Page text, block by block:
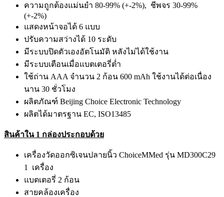
ความถูกต้องแม่นยำ 80-99% (+-2%), ชีพจร 30-99%
(+-2%)
แสดงหน้าจอได้ 6 แบบ
ปรับความสว่างได้ 10 ระดับ
มีระบบปิดตัวเองอัตโนมัติ หลังไม่ได้ใช้งาน
มีระบบเตือนเมื่อแบตเตอรี่ต่ำ
ใช้ถ่าน AAA จำนวน 2 ก้อน 600 mAh ใช้งานได้ต่อเนื่อง
นาน 30 ชั่วโมง
ผลิตภัณฑ์ Beijing Choice Electronic Technology
ผลิตได้มาตรฐาน EC, ISO13485
สินค้าใน 1 กล่องประกอบด้วย
เครื่องวัดออกซิเจนปลายนิ้ว ChoiceMMed รุ่น MD300C29
1 เครื่อง
แบตเตอรี่ 2 ก้อน
สายคล้องเครื่อง